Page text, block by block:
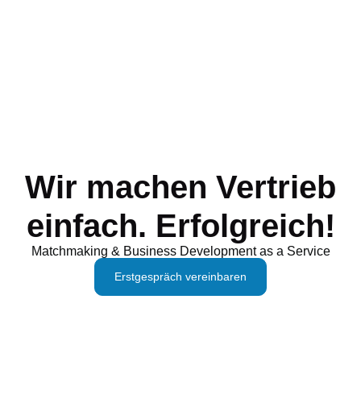
Wir machen Vertrieb
einfach. Erfolgreich!
Matchmaking & Business Development as a Service
Erstgespräch vereinbaren